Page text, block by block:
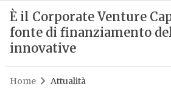
È il Corporate Venture
fonte di finanziamento
innovative
Home Attualità